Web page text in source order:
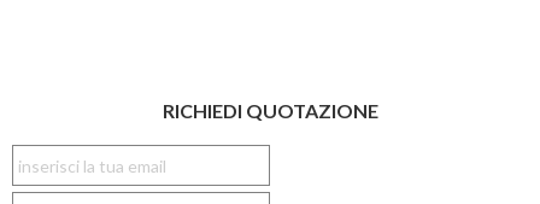
RICHIEDI QUOTAZIONE